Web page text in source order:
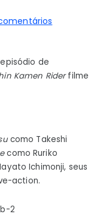
Shin-
de
colaboração
com
de
Kamen Riderfilme
como Takeshi
como Ruriko
Ichimonji, seus
action.